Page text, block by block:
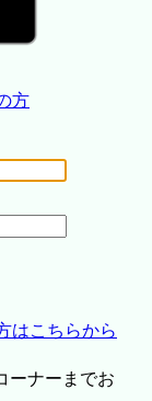
方
はこちらから
ーナーまでお